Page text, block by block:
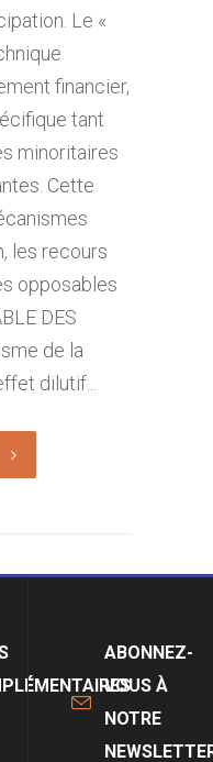
Le «
financier,
tant
minoritaires
Cette
les recours
opposables
DES
de la
dilutif...
ABONNEZ-
VOUS À
NOTRE